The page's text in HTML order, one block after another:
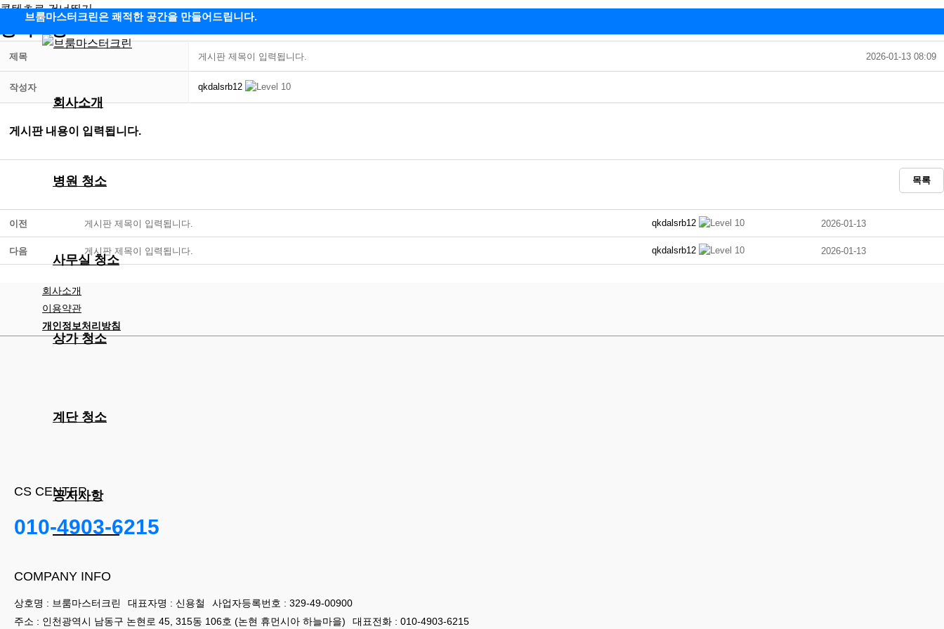
콘텐츠로 건너뛰기
브룸마스터크린은 쾌적한 공간을 만들어드립니다.
회사소개
병원 청소
사무실 청소
상가 청소
계단 청소
공지사항
제목 게시판 제목이 입력됩니다. 2026-01-13 08:09
작성자 qkdalsrb12
게시판 내용이 입력됩니다.
목록
이전 게시판 제목이 입력됩니다. qkdalsrb12 2026-01-13
다음 게시판 제목이 입력됩니다. qkdalsrb12 2026-01-13
회사소개
이용약관
개인정보처리방침
CS CENTER
010-4903-6215
COMPANY INFO
상호명 : 브룸마스터크린 대표자명 : 신용철
사업자등록번호 : 329-49-00900
주소 : 인천광역시 남동구 논현로 45, 315동 106호 (논현 휴먼시아 하늘마을)
대표전화 : 010-4903-6215